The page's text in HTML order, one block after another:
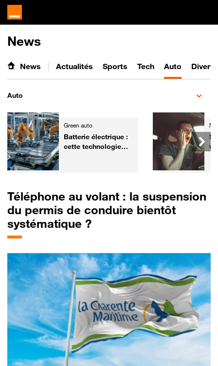
News
News Actualités Sports Tech Auto
Auto
Green auto
Batterie électrique :
cette technologie
Téléphone au volant : la suspension
du permis de conduire bientôt
systématique ?